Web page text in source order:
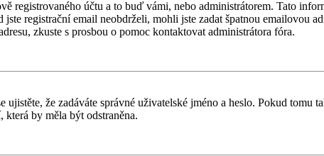
registrovaného účtu a to buď vámi, nebo administrátorem. Tato
registrační email neobdrželi, mohli jste zadat špatnou emailovou
zkuste s prosbou o pomoc kontaktovat administrátora fóra.
že zadáváte správné uživatelské jméno a heslo. Pokud tomu
která by měla být odstraněna.